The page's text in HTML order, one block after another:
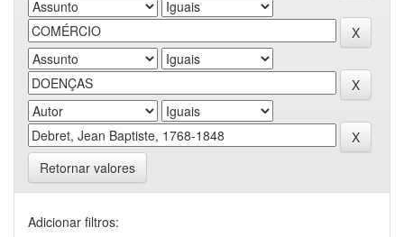
Retornar valores
Adicionar filtros: